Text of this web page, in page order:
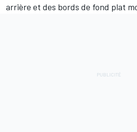
arrière et des bords de fond plat